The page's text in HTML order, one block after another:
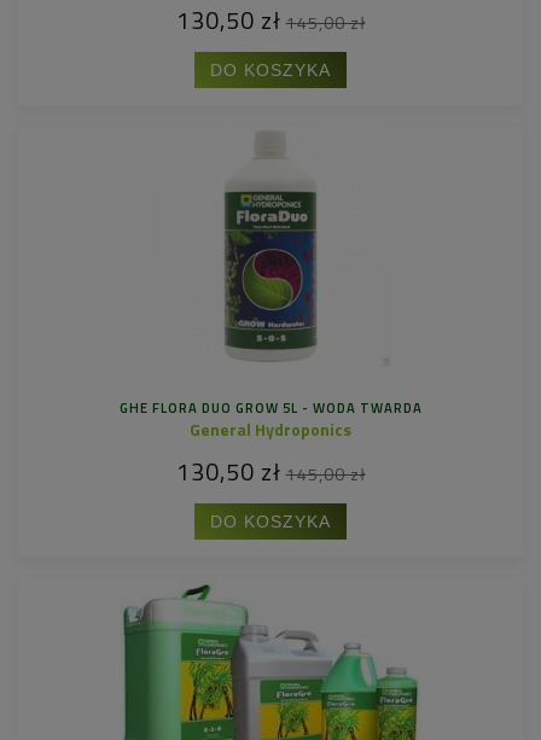
130,50 zł 145,00 zł
DO KOSZYKA
GHE FLORA DUO GROW 5L - WODA TWARDA
General Hydroponics
130,50 zł 145,00 zł
DO KOSZYKA